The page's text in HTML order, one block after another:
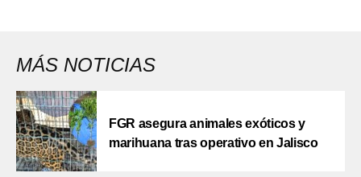
MÁS NOTICIAS
FGR asegura animales exóticos y
marihuana tras operativo en Jalisco